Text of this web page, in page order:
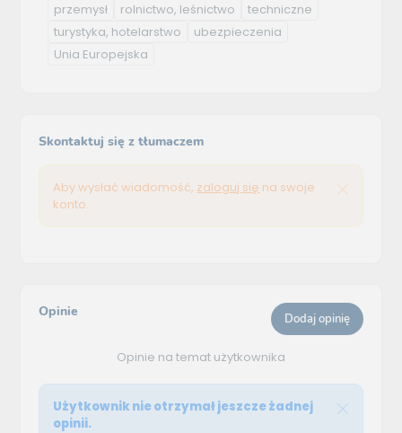
przemysł
rolnictwo, leśnictwo
techniczne
turystyka, hotelarstwo
ubezpieczenia
Unia Europejska
Skontaktuj się z tłumaczem
Aby wysłać wiadomość, zaloguj się na swoje
konto.
Opinie Dodaj opinię
Opinie na temat użytkownika
Użytkownik nie otrzymał jeszcze żadnej
opinii.